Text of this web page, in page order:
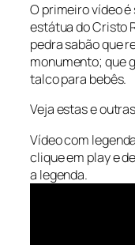
O primeiro vídeo
estátua do Cristo
pedra sabão que
monumento; que
talco para bebês.
Veja estas e
Vídeo com
clique em play e
a legenda.